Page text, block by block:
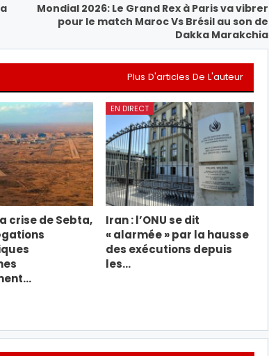
Mondial 2026: Le Grand Rex à Paris va vibrer
pour le match Maroc Vs Brésil au son de
Dakka Marakchia
Plus D'articles De L'auteur
crise de Sebta,
EN DIRECT
Iran : l’ONU se dit
« alarmée » par la hausse
des exécutions depuis
les…